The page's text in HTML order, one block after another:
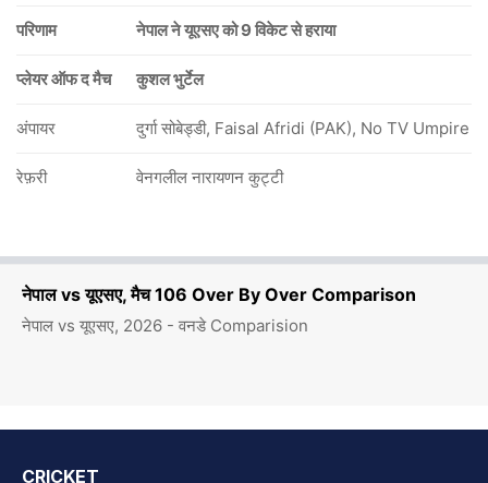
नेपाल vs यूएसए, मैच 106 Over By Over Comparison
नेपाल vs यूएसए, 2026 - वनडे Comparision
परिणाम नेपाल ने यूएसए को 9 विकेट से हराया
प्लेयर ऑफ द मैच कुशल भुर्टेल
अंपायर दुर्गा सोबेड्डी, Faisal Afridi (PAK), No TV Umpire
रेफ़री वेनगलील नारायणन कुट्टी
CRICKET